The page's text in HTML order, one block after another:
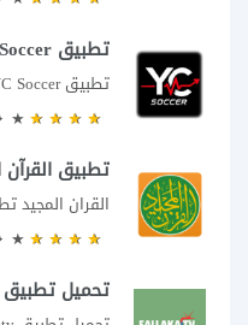
تطبيق YC Soccer
تطبيق القرآن
تحميل تطبيق Fallaka TV